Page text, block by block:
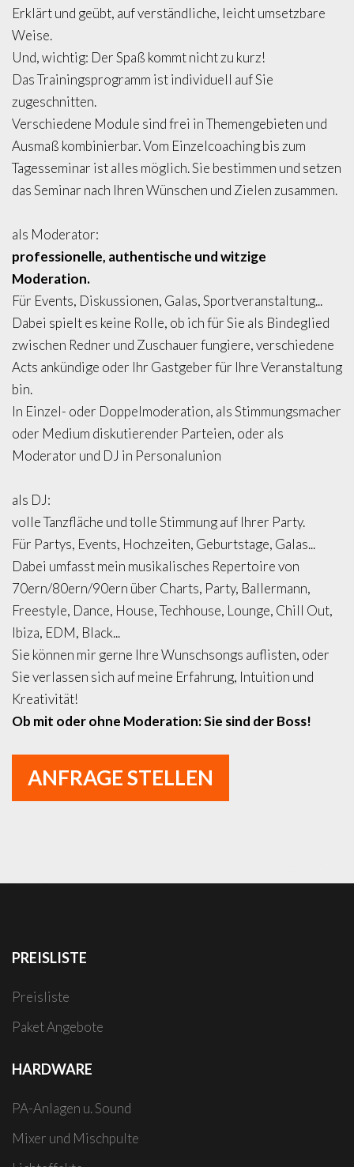
Erklärt und geübt, auf verständliche, leicht umsetzbare
Weise.
Und, wichtig: Der Spaß kommt nicht zu kurz!
Das Trainingsprogramm ist individuell auf Sie
zugeschnitten.
Verschiedene Module sind frei in Themengebieten und
Ausmaß kombinierbar. Vom Einzelcoaching bis zum
Tagesseminar ist alles möglich. Sie bestimmen und setzen
das Seminar nach Ihren Wünschen und Zielen zusammen.
als Moderator:
professionelle, authentische und witzige
Moderation.
Für Events, Diskussionen, Galas, Sportveranstaltung...
Dabei spielt es keine Rolle, ob ich für Sie als Bindeglied
zwischen Redner und Zuschauer fungiere, verschiedene
Acts ankündige oder Ihr Gastgeber für Ihre Veranstaltung
bin.
In Einzel- oder Doppelmoderation, als Stimmungsmacher
oder Medium diskutierender Parteien, oder als
Moderator und DJ in Personalunion
als DJ:
volle Tanzfläche und tolle Stimmung auf Ihrer Party.
Für Partys, Events, Hochzeiten, Geburtstage, Galas...
Dabei umfasst mein musikalisches Repertoire von
70ern/80ern/90ern über Charts, Party, Ballermann,
Freestyle, Dance, House, Techhouse, Lounge, Chill Out,
Ibiza, EDM, Black...
Sie können mir gerne Ihre Wunschsongs auflisten, oder
Sie verlassen sich auf meine Erfahrung, Intuition und
Kreativität!
Ob mit oder ohne Moderation: Sie sind der Boss!
ANFRAGE STELLEN
PREISLISTE
Preisliste
Paket Angebote
HARDWARE
PA-Anlagen u. Sound
Mixer und Mischpulte